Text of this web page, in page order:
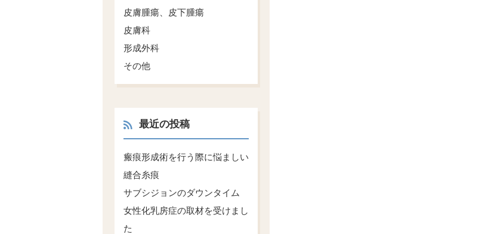
皮膚腫瘍、皮下腫瘍
皮膚科
形成外科
その他
最近の投稿
瘢痕形成術を行う際に悩ましい
縫合糸痕
サブシジョンのダウンタイム
女性化乳房症の取材を受けまし
た